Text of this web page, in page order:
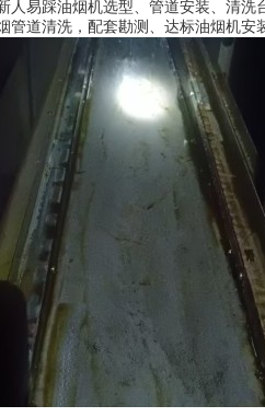
人易踩油烟机选型、管道安装、清
管道清洗，配套勘测、达标油烟机安